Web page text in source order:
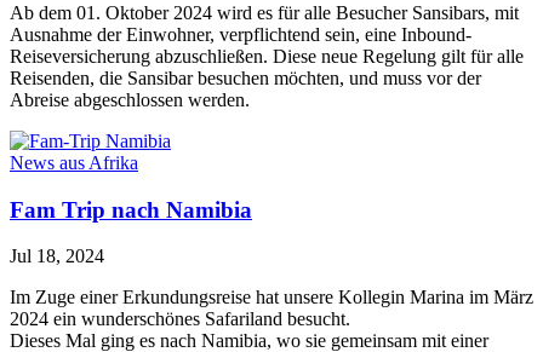
Ab dem 01. Oktober 2024 wird es für alle Besucher Sansibars, mit
Ausnahme der Einwohner, verpflichtend sein, eine Inbound-
Reiseversicherung abzuschließen. Diese neue Regelung gilt für alle
Reisenden, die Sansibar besuchen möchten, und muss vor der
Abreise abgeschlossen werden.
News aus Afrika
Fam Trip nach Namibia
Jul 18, 2024
Im Zuge einer Erkundungsreise hat unsere Kollegin Marina im März
2024 ein wunderschönes Safariland besucht.
Dieses Mal ging es nach Namibia, wo sie gemeinsam mit einer